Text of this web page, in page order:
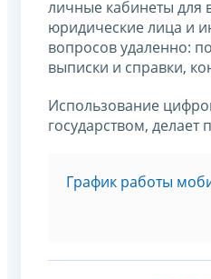
личные кабинеты для
юридические лица и
вопросов удаленно:
выписки и справки,
Использование
государством,
График работы